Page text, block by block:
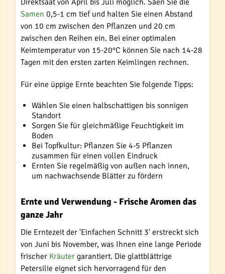
Direktsaat von April bis Juli möglich. Säen Sie die
Samen 0,5-1 cm tief und halten Sie einen Abstand
von 10 cm zwischen den Pflanzen und 20 cm
zwischen den Reihen ein. Bei einer optimalen
Keimtemperatur von 15-20°C können Sie nach 14-28
Tagen mit den ersten zarten Keimlingen rechnen.
Für eine üppige Ernte beachten Sie folgende Tipps:
Wählen Sie einen halbschattigen bis sonnigen
Standort
Sorgen Sie für gleichmäßige Feuchtigkeit im
Boden
Bei Topfkultur: Pflanzen Sie 4-5 Pflanzen
zusammen für einen vollen Eindruck
Ernten Sie regelmäßig von außen nach innen,
um nachwachsende Blätter zu fördern
Ernte und Verwendung - Frische Aromen das
ganze Jahr
Die Erntezeit der 'Einfachen Schnitt 3' erstreckt sich
von Juni bis November, was Ihnen eine lange Periode
frischer Kräuter garantiert. Die glattblättrige
Petersilie eignet sich hervorragend für den